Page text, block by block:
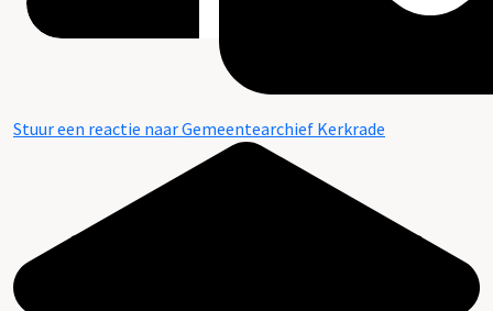
Stuur een reactie naar Gemeentearchief Kerkrade